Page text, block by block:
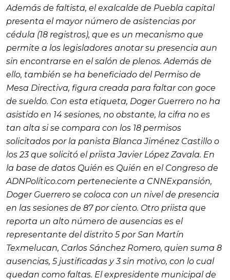
Además de faltista, el exalcalde de Puebla capital
presenta el mayor número de asistencias por
cédula (18 registros), que es un mecanismo que
permite a los legisladores anotar su presencia aun
sin encontrarse en el salón de plenos. Además de
ello, también se ha beneficiado del Permiso de
Mesa Directiva, figura creada para faltar con goce
de sueldo. Con esta etiqueta, Doger Guerrero no ha
asistido en 14 sesiones, no obstante, la cifra no es
tan alta si se compara con los 18 permisos
solicitados por la panista Blanca Jiménez Castillo o
los 23 que solicitó el priista Javier López Zavala. En
la base de datos Quién es Quién en el Congreso de
ADNPolítico.com perteneciente a CNNExpansión,
Doger Guerrero se coloca con un nivel de presencia
en las sesiones de 87 por ciento. Otro priista que
reporta un alto número de ausencias es el
representante del distrito 5 por San Martín
Texmelucan, Carlos Sánchez Romero, quien suma 8
ausencias, 5 justificadas y 3 sin motivo, con lo cual
quedan como faltas. El expresidente municipal de